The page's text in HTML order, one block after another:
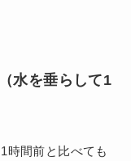
水を垂らして1
時間前と比べても